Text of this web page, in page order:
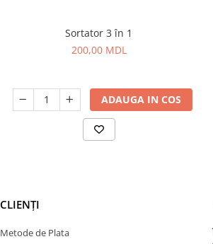
Sortator 3 în 1
200,00 MDL
ADAUGA IN COS
CLIENȚI
Metode de Plata